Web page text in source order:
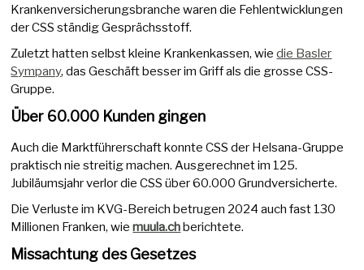
Krankenversicherungsbranche waren die Fehlentwicklungen
der CSS ständig Gesprächsstoff.
Zuletzt hatten selbst kleine Krankenkassen, wiedie Basler
Sympany, das Geschäft besser im Griff als die grosse CSS-
Gruppe.
Über 60.000 Kunden gingen
Auch die Marktführerschaft konnte CSS der Helsana-Gruppe
praktisch nie streitig machen. Ausgerechnet im 125.
Jubiläumsjahr verlor die CSS über 60.000 Grundversicherte.
Die Verluste im KVG-Bereich betrugen 2024 auch fast 130
Millionen Franken, wiemuula.chberichtete.
Missachtung des Gesetzes